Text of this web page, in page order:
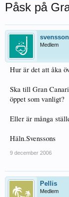
Påsk på
svensson
Medlem
Hur är det att åka
Ska till Gran
öppet som vanligt?
Eller är många
Häln.Svenssons
9 december 2006
Pellis
Medlem